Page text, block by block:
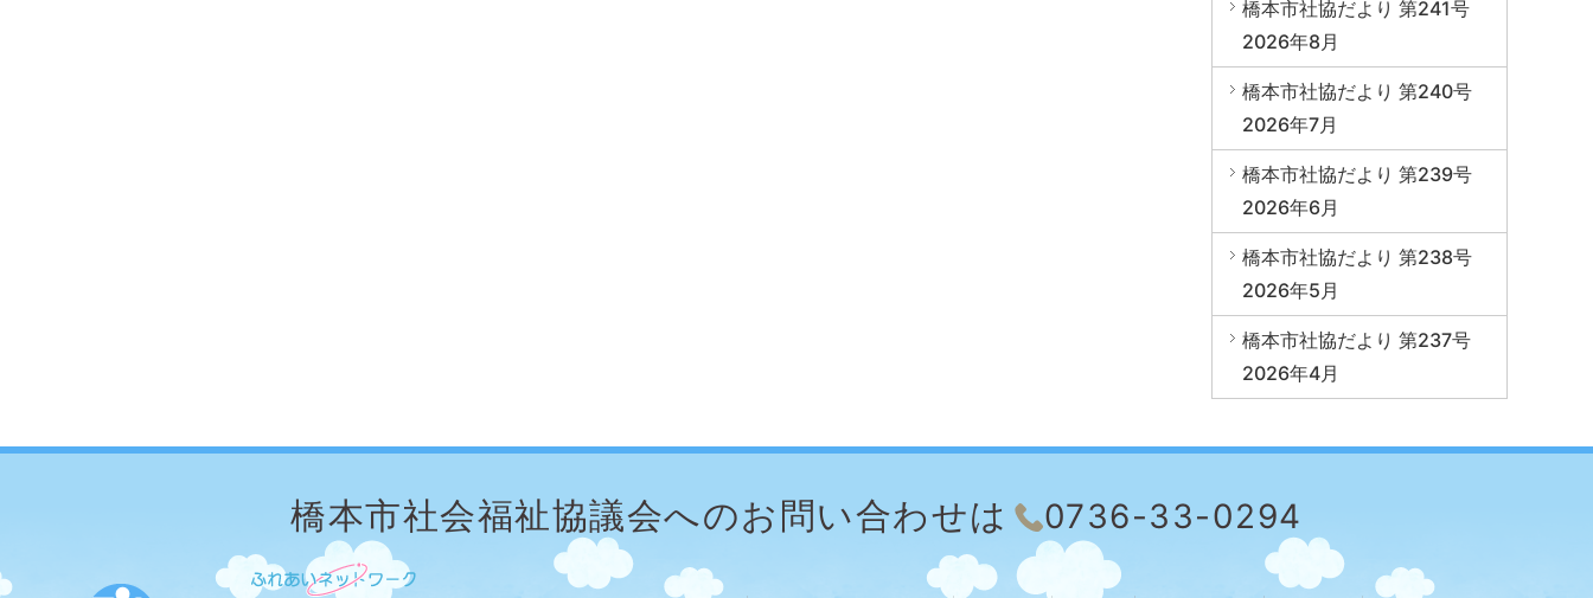
橋本市社協だより 第241号
2026年8月
橋本市社協だより 第240号
2026年7月
橋本市社協だより 第239号
2026年6月
橋本市社協だより 第238号
2026年5月
橋本市社協だより 第237号
2026年4月
橋本市社会福祉協議会へのお問い合わせは 0736-33-0294